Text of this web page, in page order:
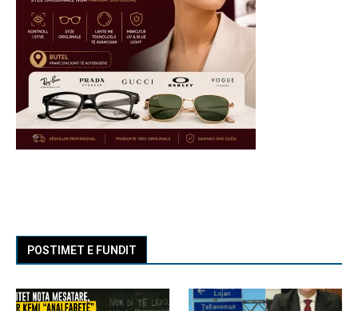
POSTIMET E FUNDIT